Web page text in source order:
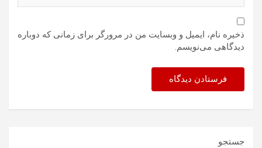
ذخیره نام، ایمیل و وبسایت من در مرورگر برای زمانی که دوباره
دیدگاهی می‌نویسم.
جستجو